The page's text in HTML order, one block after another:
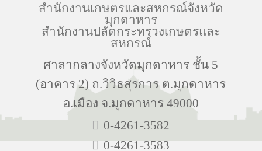
สำนักงานเกษตรและสหกรณ์จังหวัด
มุกดาหาร
สำนักงานปลัดกระทรวงเกษตรและ
สหกรณ์
ศาลากลางจังหวัดมุกดาหาร ชั้น 5
(อาคาร 2) ถ.วิวิธสุรการ ต.มุกดาหาร
อ.เมือง จ.มุกดาหาร 49000
0-4261-3582
0-4261-3583